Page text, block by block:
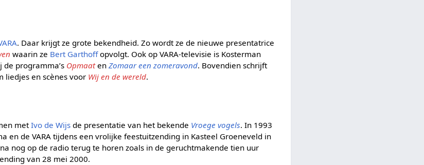
. Daar krijgt ze grote bekendheid. Zo wordt ze de nieuwe presentatrice
waarin ze Bert Garthoffopvolgt. Ook op VARA-televisie is Kosterman
programma’s OpmaatenZomaar een zomeravond. Bovendien schrijft
liedjes en scènes voor Wij en de wereld.
metIvo de Wijs de presentatie van het bekende Vroege vogels. In 1993
en de VARA tijdens een vrolijke feestuitzending in Kasteel Groeneveld in
nog op de radio terug te horen zoals in de geruchtmakende tien uur
van 28 mei 2000.